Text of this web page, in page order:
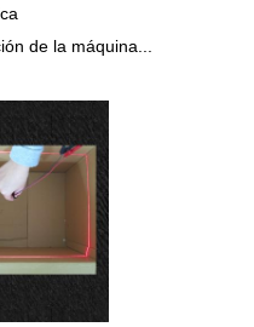
de la máquina...